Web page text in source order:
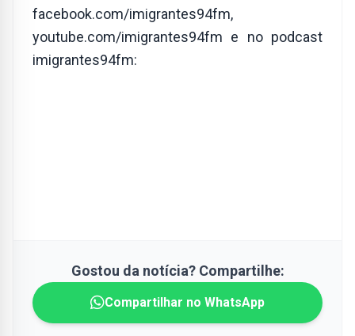
facebook.com/imigrantes94fm,
youtube.com/imigrantes94fm e no podcast
imigrantes94fm:
Gostou da notícia? Compartilhe:
Compartilhar no WhatsApp